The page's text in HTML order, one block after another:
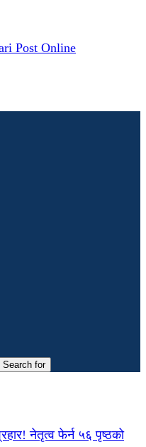
Search for
नेतृत्व फेर्न ५६ पृष्ठको